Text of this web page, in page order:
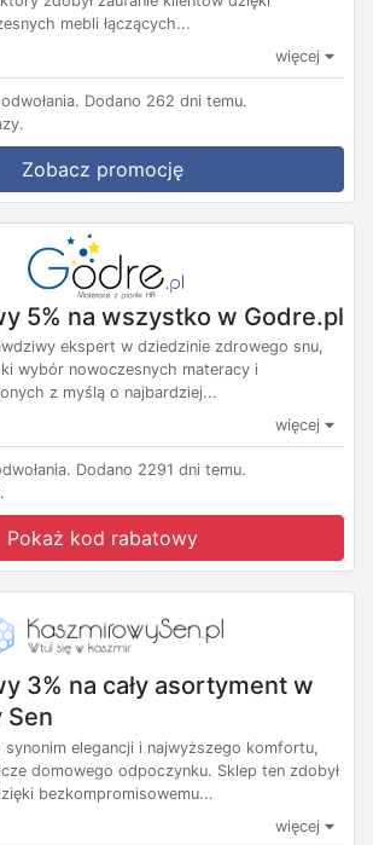
mebli łączących...
więcej
Dodano 262 dni temu.
Zobacz promocję
5% na wszystko w Godre.pl
ekspert w dziedzinie zdrowego snu,
wybór nowoczesnych materacy i
z myślą o najbardziej...
więcej
Dodano 2291 dni temu.
Pokaż kod rabatowy
3% na cały asortyment w
Sen
synonim elegancji i najwyższego komfortu,
domowego odpoczynku. Sklep ten zdobył
bezkompromisowemu...
więcej